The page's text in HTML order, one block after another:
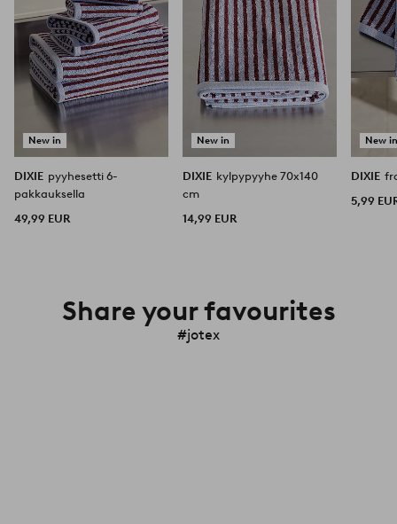
New in
DIXIE pyyhesetti 6-
pakkauksella
49,99 EUR
New in
DIXIE kylpypyyhe 70x140
cm
14,99 EUR
New
DIXIE
5,99
Share your favourites
#jotex